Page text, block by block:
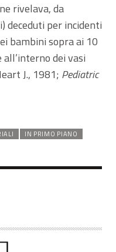
rivelava, da
deceduti per incidenti
bambini sopra ai 10
dei vasi
J., 1981; Pediatric
IN PRIMO PIANO